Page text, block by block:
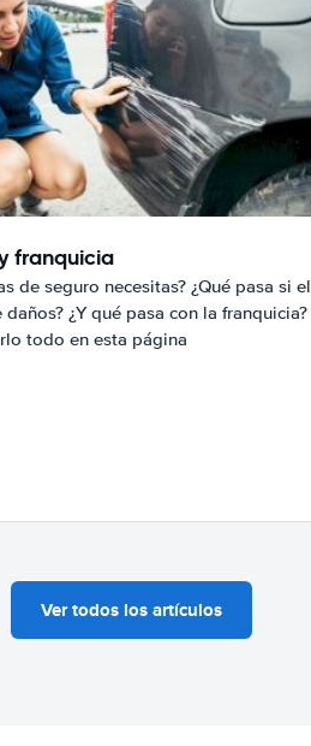
franquicia
de seguro necesitas? ¿Qué pasa si el
daños? ¿Y qué pasa con la franquicia?
todo en esta página
Ver todos los artículos